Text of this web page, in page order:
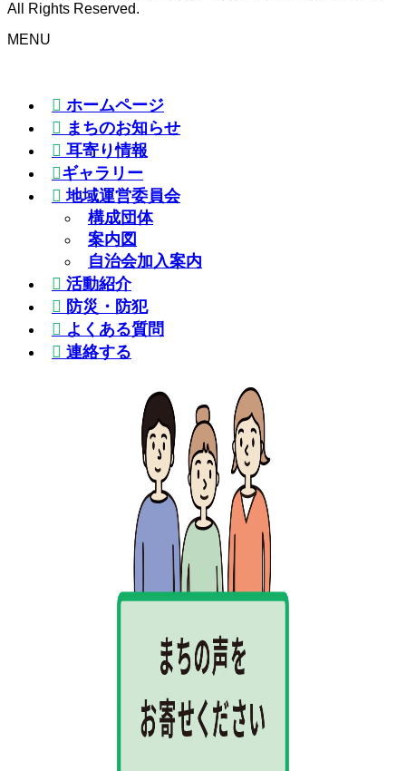
All Rights Reserved.
MENU
ホームページ
まちのお知らせ
耳寄り情報
ギャラリー
地域運営委員会
構成団体
案内図
自治会加入案内
活動紹介
防災・防犯
よくある質問
連絡する